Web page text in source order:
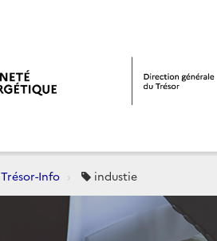
Trésor-Info industie